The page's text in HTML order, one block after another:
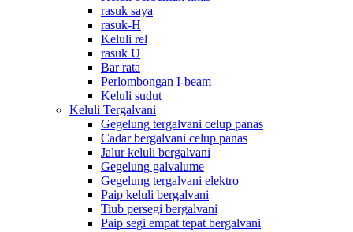
rasuk saya
rasuk-H
Keluli rel
rasuk U
Bar rata
Perlombongan I-beam
Keluli sudut
Keluli Tergalvani
Gegelung tergalvani celup panas
Cadar bergalvani celup panas
Jalur keluli bergalvani
Gegelung galvalume
Gegelung tergalvani elektro
Paip keluli bergalvani
Tiub persegi bergalvani
Paip segi empat tepat bergalvani